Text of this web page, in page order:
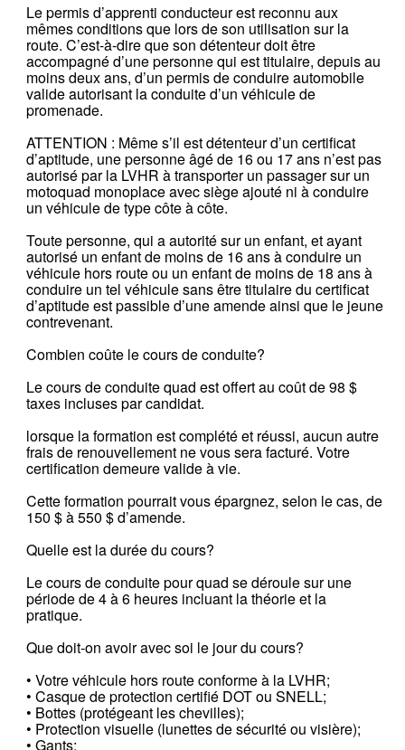
Le permis d’apprenti conducteur est reconnu aux
mêmes conditions que lors de son utilisation sur la
route. C’est-à-dire que son détenteur doit être
accompagné d’une personne qui est titulaire, depuis au
moins deux ans, d’un permis de conduire automobile
valide autorisant la conduite d’un véhicule de
promenade.
ATTENTION : Même s’il est détenteur d’un certificat
d’aptitude, une personne âgé de 16 ou 17 ans n’est pas
autorisé par la LVHR à transporter un passager sur un
motoquad monoplace avec siège ajouté ni à conduire
un véhicule de type côte à côte.
Toute personne, qui a autorité sur un enfant, et ayant
autorisé un enfant de moins de 16 ans à conduire un
véhicule hors route ou un enfant de moins de 18 ans à
conduire un tel véhicule sans être titulaire du certificat
d’aptitude est passible d’une amende ainsi que le jeune
contrevenant.
Combien coûte le cours de conduite?
Le cours de conduite quad est offert au coût de 98 $
taxes incluses par candidat.
lorsque la formation est complété et réussi, aucun autre
frais de renouvellement ne vous sera facturé. Votre
certification demeure valide à vie.
Cette formation pourrait vous épargnez, selon le cas, de
150 $ à 550 $ d’amende.
Quelle est la durée du cours?
Le cours de conduite pour quad se déroule sur une
période de 4 à 6 heures incluant la théorie et la
pratique.
Que doit-on avoir avec soi le jour du cours?
• Votre véhicule hors route conforme à la LVHR;
• Casque de protection certifié DOT ou SNELL;
• Bottes (protégeant les chevilles);
• Protection visuelle (lunettes de sécurité ou visière);
• Gants;